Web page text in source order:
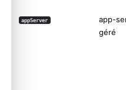
appServer
app-
géré